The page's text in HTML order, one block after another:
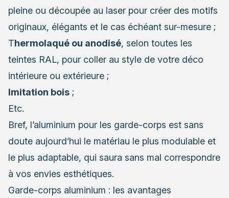
pleine ou découpée au laser pour créer des motifs
originaux, élégants et le cas échéant sur-mesure ;
Thermolaqué ou anodisé, selon toutes les
teintes RAL, pour coller au style de votre déco
intérieure ou extérieure ;
Imitation bois ;
Etc.
Bref, l’aluminium pour les garde-corps est sans
doute aujourd’hui le matériau le plus modulable et
le plus adaptable, qui saura sans mal correspondre
à vos envies esthétiques.
Garde-corps aluminium : les avantages